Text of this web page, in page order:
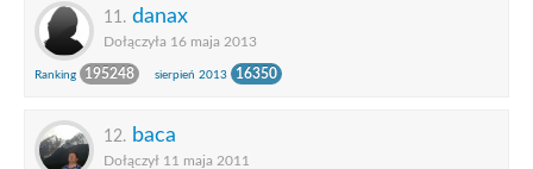
11. danax
Dołączyła 16 maja 2013
Ranking 195248 sierpień 2013 16350
12. baca
Dołączył 11 maja 2011